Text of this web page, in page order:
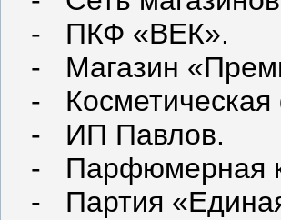
- ПКФ «ВЕК».
- Магазин
-
- ИП Павлов.
- Парфюмерная
- Партия